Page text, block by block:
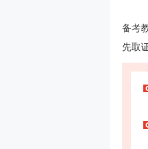
备考
先取